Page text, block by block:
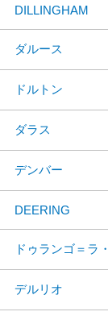
DILLINGHAM
ダルース
ドルトン
ダラス
デンバー
DEERING
ドゥランゴ＝ラ
デルリオ